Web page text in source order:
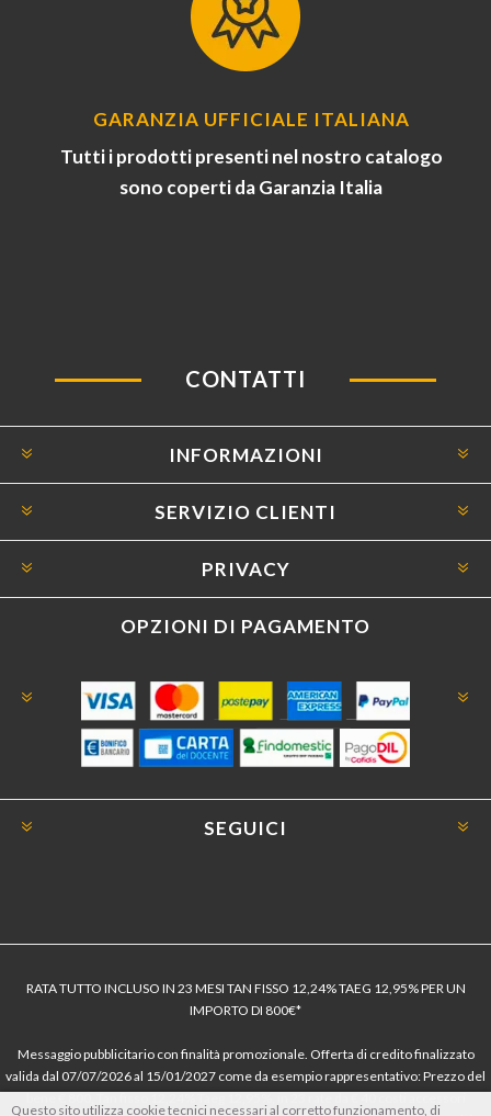
GARANZIA UFFICIALE ITALIANA
Tutti i prodotti presenti nel nostro catalogo
sono coperti da Garanzia Italia
CONTATTI
INFORMAZIONI
SERVIZIO CLIENTI
PRIVACY
OPZIONI DI PAGAMENTO
SEGUICI
RATA TUTTO INCLUSO IN 23 MESI TAN FISSO 12,24% TAEG 12,95% PER UN
IMPORTO DI 800€*
Messaggio pubblicitario con finalità promozionale. Offerta di credito finalizzato
valida dal 07/07/2026 al 15/01/2027 come da esempio rappresentativo: Prezzo del
Questo sito utilizza cookie tecnici necessari al corretto funzionamento, di